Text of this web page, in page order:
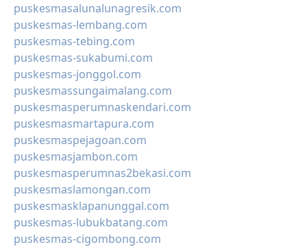
puskesmasalunalunagresik.com
puskesmas-lembang.com
puskesmas-tebing.com
puskesmas-sukabumi.com
puskesmas-jonggol.com
puskesmassungaimalang.com
puskesmasperumnaskendari.com
puskesmasmartapura.com
puskesmaspejagoan.com
puskesmasjambon.com
puskesmasperumnas2bekasi.com
puskesmaslamongan.com
puskesmasklapanunggal.com
puskesmas-lubukbatang.com
puskesmas-cigombong.com